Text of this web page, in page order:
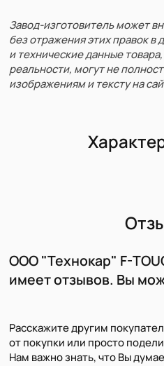
Завод-изготовитель может
без отражения этих правок
и технические данные
реальности, могут не
изображениям и тексту на
ООО "Технокар" F-
имеет отзывов. Вы
Расскажите другим
от покупки или просто
Нам важно знать, что Вы